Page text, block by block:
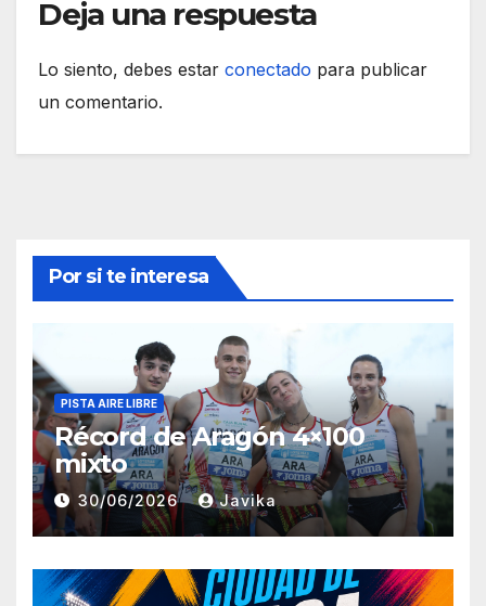
Deja una respuesta
Lo siento, debes estar conectado para publicar
un comentario.
Por si te interesa
PISTA AIRE LIBRE
Récord de Aragón 4×100
mixto
30/06/2026 Javika